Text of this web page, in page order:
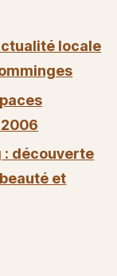
locale
: découverte
et